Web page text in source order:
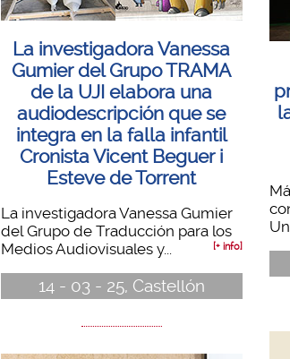
La investigadora Vanessa
Gumier del Grupo TRAMA
de la UJI elabora una
audiodescripción que se
integra en la falla infantil
Cronista Vicent Beguer i
Esteve de Torrent
La investigadora Vanessa Gumier
del Grupo de Traducción para los
Medios Audiovisuales y...
[+ info]
14 - 03 - 25, Castellón